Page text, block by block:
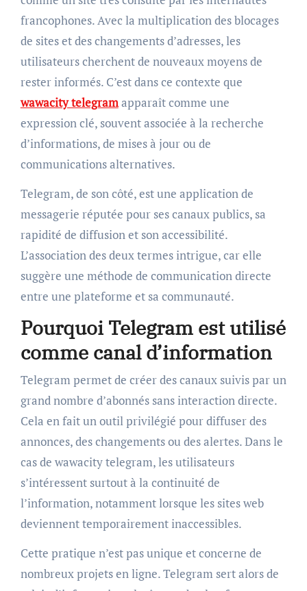
francophones. Avec la multiplication des blocages
de sites et des changements d’adresses, les
utilisateurs cherchent de nouveaux moyens de
rester informés. C’est dans ce contexte que
wawacity telegramapparaît comme une
expression clé, souvent associée à la recherche
d’informations, de mises à jour ou de
communications alternatives.
Telegram, de son côté, est une application de
messagerie réputée pour ses canaux publics, sa
rapidité de diffusion et son accessibilité.
L’association des deux termes intrigue, car elle
suggère une méthode de communication directe
entre une plateforme et sa communauté.
Pourquoi Telegram est utilisé
comme canal d’information
Telegram permet de créer des canaux suivis par un
grand nombre d’abonnés sans interaction directe.
Cela en fait un outil privilégié pour diffuser des
annonces, des changements ou des alertes. Dans le
cas de wawacity telegram, les utilisateurs
s’intéressent surtout à la continuité de
l’information, notamment lorsque les sites web
deviennent temporairement inaccessibles.
Cette pratique n’est pas unique et concerne de
nombreux projets en ligne. Telegram sert alors de